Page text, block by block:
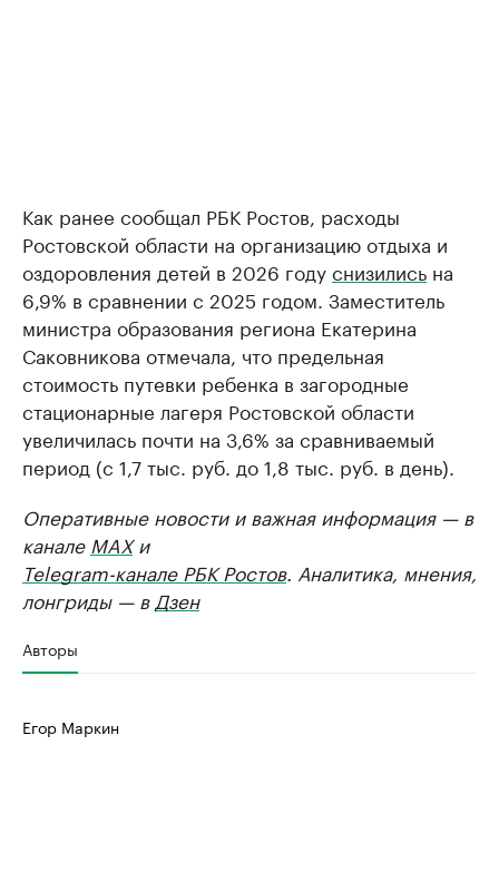
Как ранее сообщал РБК Ростов, расходы
Ростовской области на организацию отдыха и
оздоровления детей в 2026 годуснизились на
6,9% в сравнении с 2025 годом. Заместитель
министра образования региона Екатерина
Саковникова отмечала, что предельная
стоимость путевки ребенка в загородные
стационарные лагеря Ростовской области
увеличилась почти на 3,6% за сравниваемый
период (с 1,7 тыс. руб. до 1,8 тыс. руб. в день).
Оперативные новости и важная информация — в
канале MAXи
Telegram-канале РБК Ростов. Аналитика, мнения,
лонгриды — в Дзен
Авторы
Егор Маркин